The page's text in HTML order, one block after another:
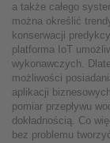
a także całego
można określić
konserwacji
platforma IoT
wykonawczych.
możliwości
aplikacji
pomiar przepływu
dokładnością. Co
bez problemu